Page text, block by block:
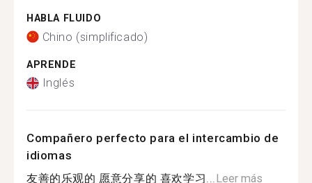
HABLA FLUIDO
Chino (simplificado)
APRENDE
Inglés
Compañero perfecto para el intercambio de
idiomas
友善的乐观的 愿意分享的 喜欢学习...Leer más